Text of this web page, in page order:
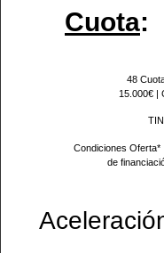
Cuota:
48
15.000€ |
Condiciones Oferta*
de